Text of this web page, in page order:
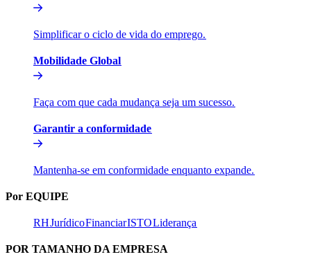
Simplificar o ciclo de vida do emprego.​​
Mobilidade Global​​
Faça com que cada mudança seja um sucesso.​​
Garantir a conformidade​​
Mantenha-se em conformidade enquanto expande.​​
Por EQUIPE​​
RH​​Jurídico​​Financiar​​ISTO​​Liderança​​
POR TAMANHO DA EMPRESA​​